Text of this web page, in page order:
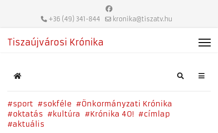
+36 (49) 341-844 kronika@tiszatv.hu
Tiszaújvárosi Krónika
Home Search
sport sokféle
Önkormányzati Krónika
oktatás
kultúra Krónika 40!
címlap
aktuális